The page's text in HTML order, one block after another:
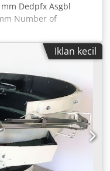
Dedpfx Asgbl
Number of
mm Feed-in angle
adjustable, negative
weight approx.
m The straightening
and
Iklan kecil